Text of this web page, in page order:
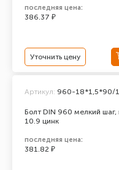
последняя цена:
386.37 ₽
Уточнить цену
Болт DIN 960 мелкий
10.9 цинк
Артикул: 960-18*1,5*90/
последняя цена:
381.82 ₽